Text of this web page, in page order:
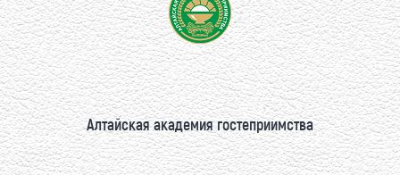
Алтайская академия гостеприимства